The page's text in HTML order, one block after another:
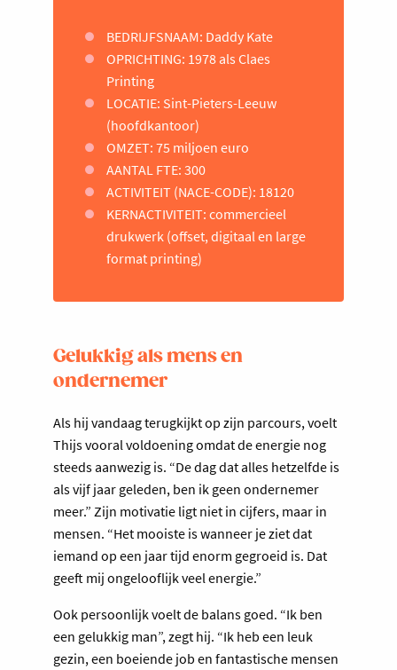
BEDRIJFSNAAM: Daddy Kate
OPRICHTING: 1978 als Claes
Printing
LOCATIE: Sint-Pieters-Leeuw
(hoofdkantoor)
OMZET: 75 miljoen euro
AANTAL FTE: 300
ACTIVITEIT (NACE-CODE): 18120
KERNACTIVITEIT: commercieel
drukwerk (offset, digitaal en large
format printing)
Gelukkig als mens en
ondernemer
Als hij vandaag terugkijkt op zijn parcours, voelt
Thijs vooral voldoening omdat de energie nog
steeds aanwezig is. “De dag dat alles hetzelfde is
als vijf jaar geleden, ben ik geen ondernemer
meer.” Zijn motivatie ligt niet in cijfers, maar in
mensen. “Het mooiste is wanneer je ziet dat
iemand op een jaar tijd enorm gegroeid is. Dat
geeft mij ongelooflijk veel energie.”
Ook persoonlijk voelt de balans goed. “Ik ben
een gelukkig man”, zegt hij. “Ik heb een leuk
gezin, een boeiende job en fantastische mensen